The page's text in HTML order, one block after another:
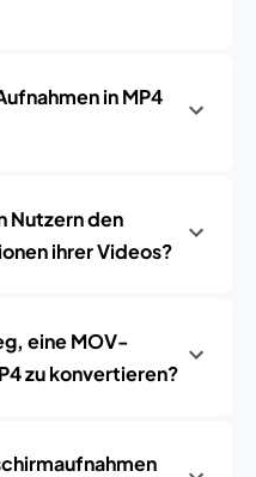
in MP4
Nutzern den
ihrer Videos?
eine MOV-
zu konvertieren?